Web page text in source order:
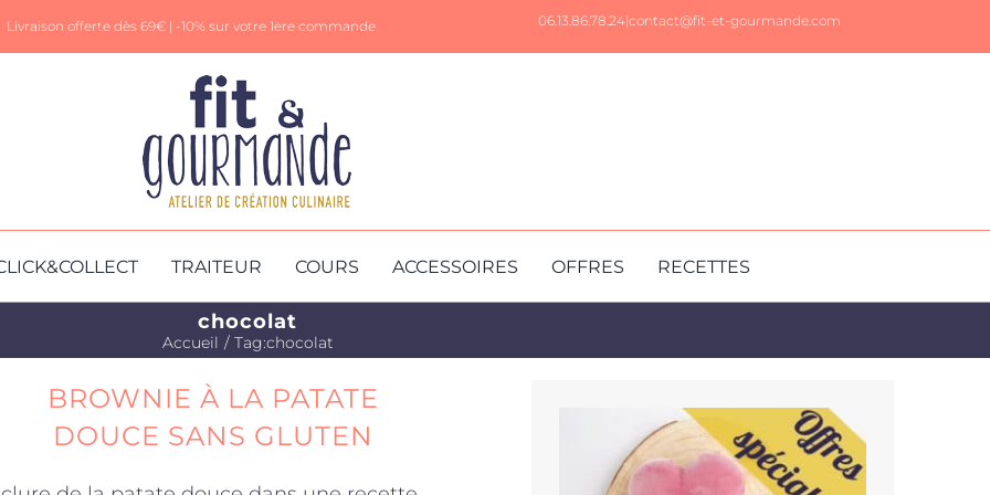
Livraison offerte dès 69€ | -10% sur votre 1ère commande 06.13.86.78.24|contact@fit-et-gourmande.com
TRAITEUR COURS ACCESSOIRES OFFRES RECETTES
chocolat
Accueil Tag:chocolat
BROWNIE À LA PATATE
DOUCE SANS GLUTEN